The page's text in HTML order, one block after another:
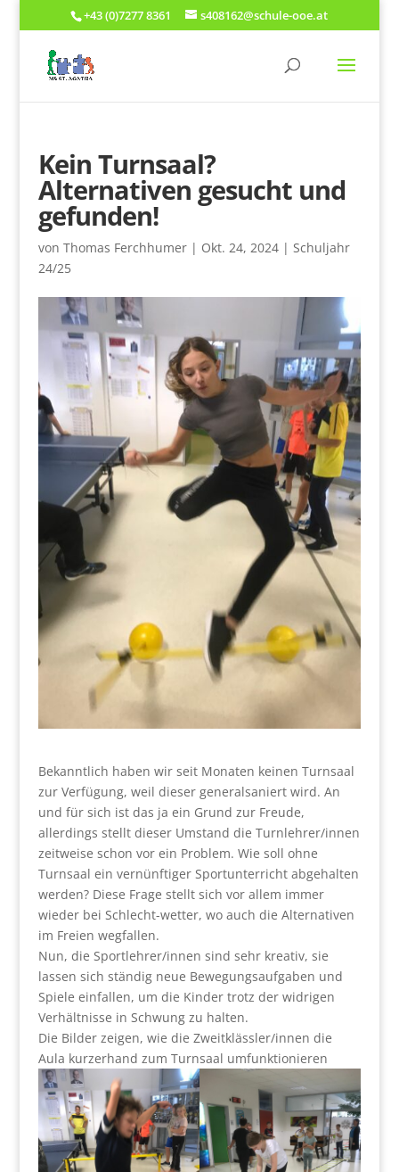
+43 (0)7277 8361 s408162@schule-ooe.at
Kein Turnsaal?
Alternativen gesucht und
gefunden!
von Thomas Ferchhumer| Okt. 24, 2024| Schuljahr
24/25
Bekanntlich haben wir seit Monaten keinen Turnsaal
zur Verfügung, weil dieser generalsaniert wird. An
und für sich ist das ja ein Grund zur Freude,
allerdings stellt dieser Umstand die Turnlehrer/innen
zeitweise schon vor ein Problem. Wie soll ohne
Turnsaal ein vernünftiger Sportunterricht abgehalten
werden? Diese Frage stellt sich vor allem immer
wieder bei Schlecht-wetter, wo auch die Alternativen
im Freien wegfallen.
Nun, die Sportlehrer/innen sind sehr kreativ, sie
lassen sich ständig neue Bewegungsaufgaben und
Spiele einfallen, um die Kinder trotz der widrigen
Verhältnisse in Schwung zu halten.
Die Bilder zeigen, wie die Zweitklässler/innen die
Aula kurzerhand zum Turnsaal umfunktionieren